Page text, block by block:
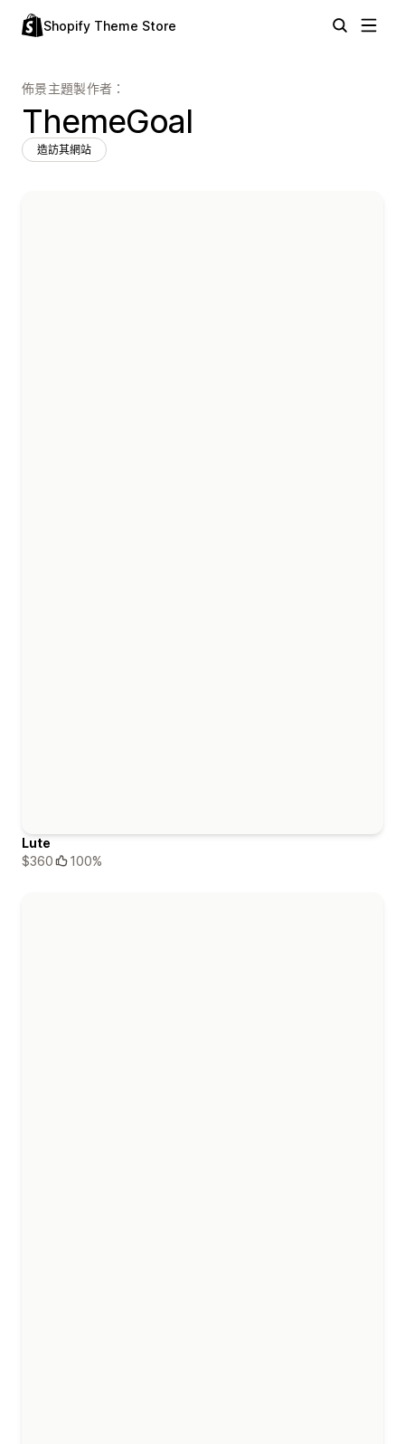
Shopify Theme Store
佈景主題製作者：
ThemeGoal
造訪其網站
Lute
$360
100%